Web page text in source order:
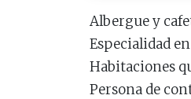
Albergue y
Especialidad
Habitaciones
Persona de